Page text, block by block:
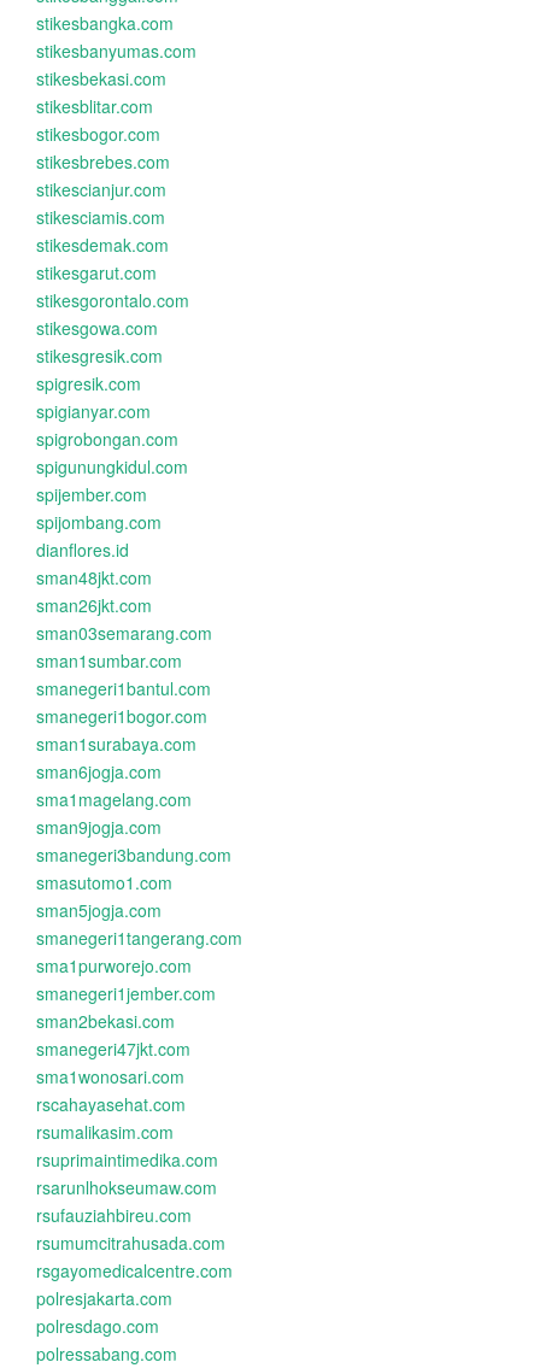
stikesbangka.com
stikesbanyumas.com
stikesbekasi.com
stikesblitar.com
stikesbogor.com
stikesbrebes.com
stikescianjur.com
stikesciamis.com
stikesdemak.com
stikesgarut.com
stikesgorontalo.com
stikesgowa.com
stikesgresik.com
spigresik.com
spigianyar.com
spigrobongan.com
spigunungkidul.com
spijember.com
spijombang.com
dianflores.id
sman48jkt.com
sman26jkt.com
sman03semarang.com
sman1sumbar.com
smanegeri1bantul.com
smanegeri1bogor.com
sman1surabaya.com
sman6jogja.com
sma1magelang.com
sman9jogja.com
smanegeri3bandung.com
smasutomo1.com
sman5jogja.com
smanegeri1tangerang.com
sma1purworejo.com
smanegeri1jember.com
sman2bekasi.com
smanegeri47jkt.com
sma1wonosari.com
rscahayasehat.com
rsumalikasim.com
rsuprimaintimedika.com
rsarunlhokseumaw.com
rsufauziahbireu.com
rsumumcitrahusada.com
rsgayomedicalcentre.com
polresjakarta.com
polresdago.com
polressabang.com